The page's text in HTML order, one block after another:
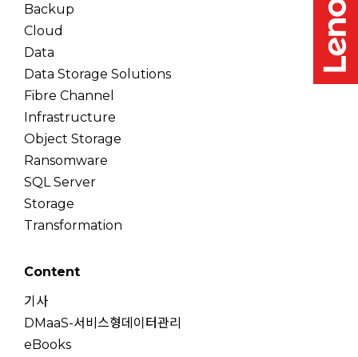
Backup
Cloud
Data
Data Storage Solutions
Fibre Channel
Infrastructure
Object Storage
Ransomware
SQL Server
Storage
Transformation
Content
기사
DMaaS-서비스형데이터관리
eBooks